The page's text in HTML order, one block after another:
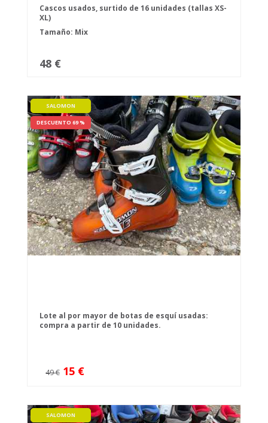
Cascos usados, surtido de 16 unidades (tallas XS-
XL)
Tamaño: Mix
48 €
SALOMON
DESCUENTO 69 %
Lote al por mayor de botas de esquí usadas:
compra a partir de 10 unidades.
49 € 15 €
SALOMON